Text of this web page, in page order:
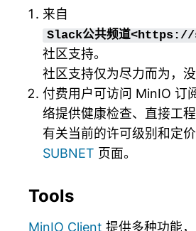
来自
Slack公共频道
社区支持。
社区支持仅为尽力而为，
付费用户可访问 MinIO 订
络提供健康检查、直接工
有关当前的许可级别和定
SUBNET 页面。
Tools
MinIO Client 提供多种功能